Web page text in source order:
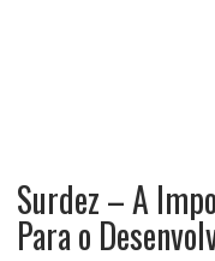
Surdez – A
Para o